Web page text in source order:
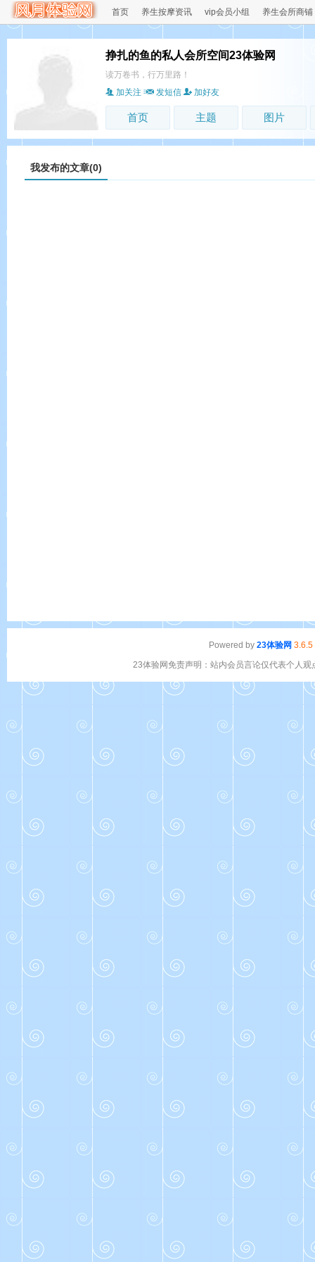
首页 养生按摩资讯 vip会员小组 养生会所商铺
挣扎的鱼的私人会所空间23体验网
读万卷书，行万里路！
加关注
发短信 加好友
首页 主题 图片
我发布的文章(0)
Powered by 23体验网 3.6.5
23体验网免责声明：站内会员言论仅代表个人